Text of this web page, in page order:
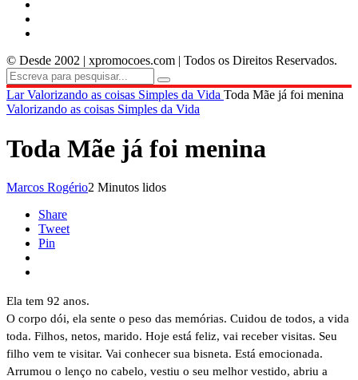
© Desde 2002 | xpromocoes.com | Todos os Direitos Reservados.
LarValorizando as coisas Simples da Vida Toda Mãe já foi menina
Valorizando as coisas Simples da Vida
Toda Mãe já foi menina
Marcos Rogério2 Minutos lidos
Share
Tweet
Pin
Ela tem 92 anos.
O corpo dói, ela sente o peso das memórias. Cuidou de todos, a vida
toda. Filhos, netos, marido. Hoje está feliz, vai receber visitas. Seu
filho vem te visitar. Vai conhecer sua bisneta. Está emocionada.
Arrumou o lenço no cabelo, vestiu o seu melhor vestido, abriu a